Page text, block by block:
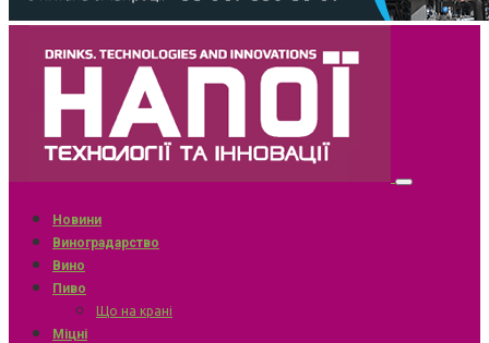
Новини
Виноградарство
Вино
Пиво
Що на крані
Міцні